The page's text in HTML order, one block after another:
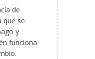
de
que se
y
funciona